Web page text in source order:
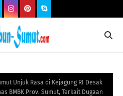
Unjuk Rasa di Kejagung RI Desak
BMBK Prov. Sumut, Terkait Dugaan